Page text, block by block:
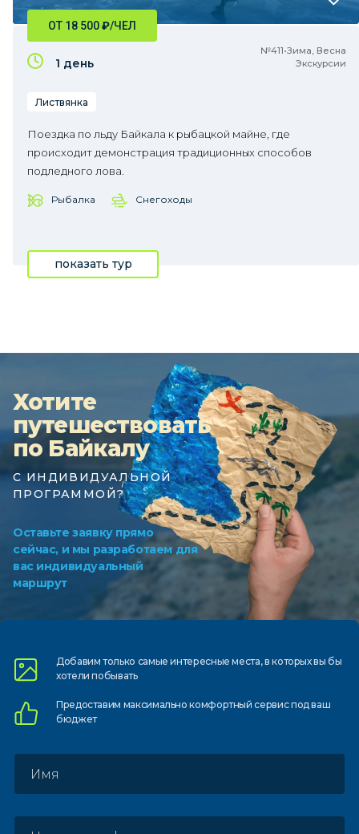
№411•Зима, Весна
Экскурсии
ОТ 18 500₽/ЧЕЛ
1 день
Листвянка
Поездка по льду Байкала к рыбацкой майне, где
происходит демонстрация традиционных способов
подледного лова.
Рыбалка Снегоходы
показать тур
Хотите
путешествовать
по Байкалу
С ИНДИВИДУАЛЬНОЙ
ПРОГРАММОЙ?
Оставьте заявку прямо
сейчас, и мы разработаем для
вас индивидуальный
маршрут
Добавим только самыеинтересные места, в которыхвы бы
хотели побывать
Предоставим максимально комфортныйсервис под ваш
бюджет